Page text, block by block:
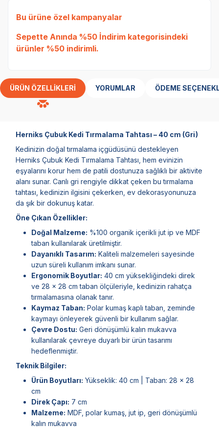
Bu ürüne özel kampanyalar
Sepette Anında %50 İndirim kategorisindeki
ürünler %50 indirimli.
ÜRÜN ÖZELLIKLERI YORUMLAR ÖDEME
Herniks Çubuk Kedi Tırmalama Tahtası – 40 cm (Gri)
Kedinizin doğal tırmalama içgüdüsünü destekleyen
Herniks Çubuk Kedi Tırmalama Tahtası, hem evinizin
eşyalarını korur hem de patili dostunuza sağlıklı bir aktivite
alanı sunar. Canlı gri rengiyle dikkat çeken bu tırmalama
tahtası, kedinizin ilgisini çekerken, ev dekorasyonunuza
da şık bir dokunuş katar.
Öne Çıkan Özellikler:
Doğal Malzeme: %100 organik içerikli jut ip ve MDF
taban kullanılarak üretilmiştir.
Dayanıklı Tasarım: Kaliteli malzemeleri sayesinde
uzun süreli kullanım imkanı sunar.
Ergonomik Boyutlar: 40 cm yüksekliğindeki direk
ve 28 x 28 cm taban ölçüleriyle, kedinizin rahatça
tırmalamasına olanak tanır.
Kaymaz Taban: Polar kumaş kaplı taban, zeminde
kaymayı önleyerek güvenli bir kullanım sağlar.
Çevre Dostu: Geri dönüşümlü kalın mukavva
kullanılarak çevreye duyarlı bir ürün tasarımı
hedeflenmiştir.
Teknik Bilgiler:
Ürün Boyutları: Yükseklik: 40 cm | Taban: 28 x 28
cm
Direk Çapı: 7 cm
Malzeme: MDF, polar kumaş, jut ip, geri dönüşümlü
kalın mukavva